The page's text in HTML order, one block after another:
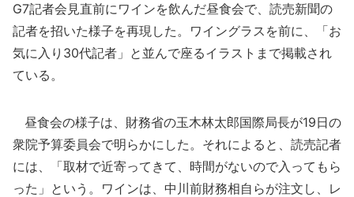
G7記者会見直前にワインを飲んだ昼食会で、読売新聞の
記者を招いた様子を再現した。ワイングラスを前に、「お
気に入り30代記者」と並んで座るイラストまで掲載され
ている。
昼食会の様子は、財務省の玉木林太郎国際局長が19日の
衆院予算委員会で明らかにした。それによると、読売記者
には、「取材で近寄ってきて、時間がないので入ってもら
った」という。ワインは、中川前財務相自らが注文し、レ